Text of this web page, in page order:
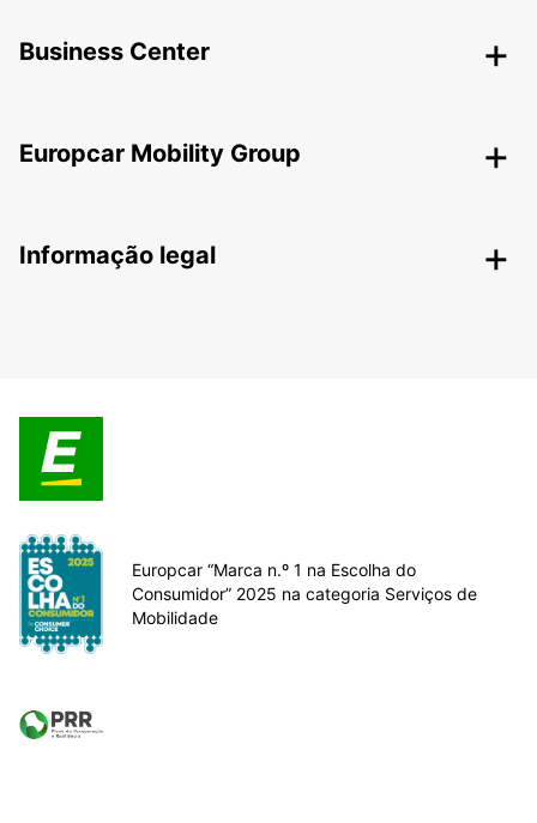
Business Center
Europcar Mobility Group
Informação legal
Europcar “Marca n.º 1 na Escolha do
Consumidor” 2025 na categoria Serviços de
Mobilidade